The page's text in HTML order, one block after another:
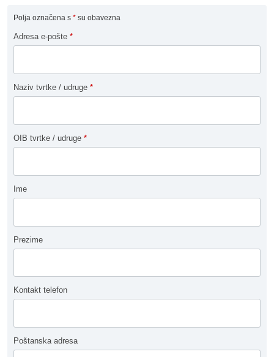
Polja označena s * su obavezna
Adresa e-pošte *
Naziv tvrtke / udruge *
OIB tvrtke / udruge *
Ime
Prezime
Kontakt telefon
Poštanska adresa